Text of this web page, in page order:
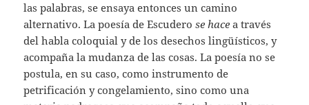
las palabras, se ensaya entonces un camino
alternativo. La poesía de Escuderose hace a través
del habla coloquial y de los desechos lingüísticos, y
acompaña la mudanza de las cosas. La poesía no se
postula, en su caso, como instrumento de
petrificación y congelamiento, sino como una